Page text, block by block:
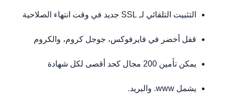
التثبيت التلقائي لـ SSL جديد في وقت انتهاء الصلاحية
قفل أخضر في فايرفوكس، جوجل كروم، والكروم
يمكن تأمين 200 مجال كحد أقصى لكل شهادة
يشمل www. والبريد.